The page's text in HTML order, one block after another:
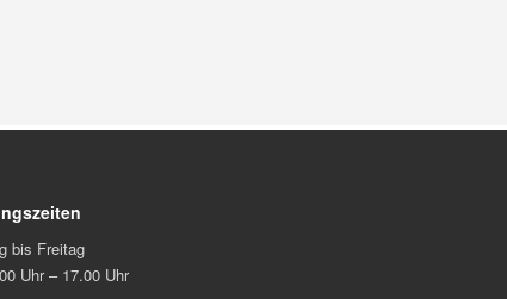
bis Freitag
Uhr – 17.00 Uhr